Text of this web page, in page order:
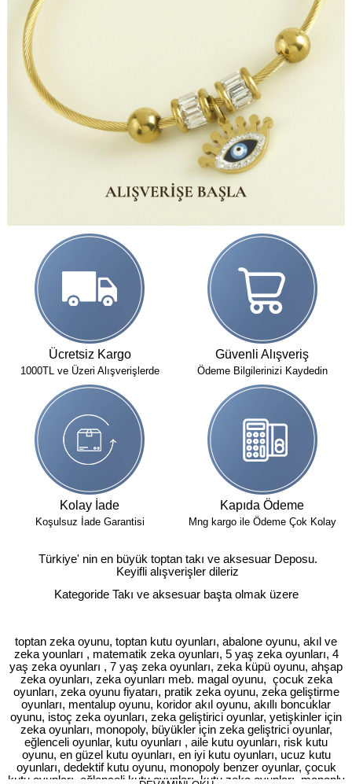
Ücretsiz Kargo
1000TL ve Üzeri Alışverişlerde
Güvenli Alışveriş
Ödeme Bilgilerinizi Kaydedin
Kolay İade
Koşulsuz İade Garantisi
Kapıda Ödeme
Mng kargo ile Ödeme Çok Kolay
Türkiye' nin en büyük toptan takı ve aksesuar Deposu.
Keyifli alışverişler dileriz
Kategoride Takı ve aksesuar başta olmak üzere
toptan zeka oyunu, toptan kutu oyunları, abalone oyunu, akıl ve
zeka younları , matematik zeka oyunları, 5 yaş zeka oyunları, 4
yaş zeka oyunları , 7 yaş zeka oyunları, zeka küpü oyunu, ahşap
zeka oyunları, zeka oyunları meb. magal oyunu, çocuk zeka
oyunları, zeka oyunu fiyatarı, pratik zeka oyunu, zeka geliştirme
oyunları, mentalup oyunu, koridor akıl oyunu, akıllı boncuklar
oyunu, istoç zeka oyunları, zeka geliştirici oyunlar, yetişkinler için
zeka oyunları, monopoly, büyükler için zeka geliştrici oyunlar,
eğlenceli oyunlar, kutu oyunları , aile kutu oyunları, risk kutu
oyunu, en güzel kutu oyunları, en iyi kutu oyunları, ucuz kutu
oyunları, dedektif kutu oyunu, monopoly benzer oyunlar, çocuk
kutu oyunları, eğlenceli kutu oyunları, kutu zeka oyunları, monoply